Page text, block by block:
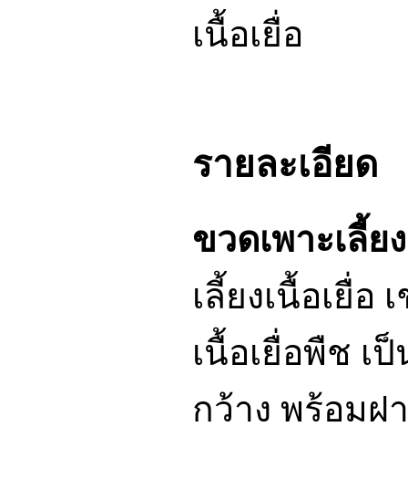
รายละเอียด
ขวดเพาะเลี้ย
เลี้ยงเนื้อเยื่อ
เนื้อเยื่อพืช เ
กว้าง พร้อมฝ